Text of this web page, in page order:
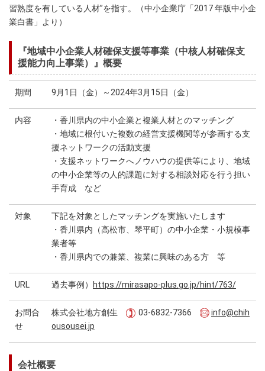
習熟度を有している人材”を指す。（中小企業庁「2017 年版中小企
業白書」より）
『地域中小企業人材確保支援等事業（中核人材確保支
援能力向上事業）』概要
期間 9月1日（金）～2024年3月15日（金）
内容
・香川県内の中小企業と複業人材とのマッチング
・地域に根付いた複数の経営支援機関等が参画する支
援ネットワークの活動支援
・支援ネットワークへノウハウの提供等により、地域
の中小企業等の人的課題に対する相談対応を行う担い
手育成 など
対象
下記を対象としたマッチングを実施いたします
・香川県内（高松市、琴平町）の中小企業・小規模事
業者等
・香川県内での兼業、複業に興味のある方 等
URL 過去事例） https://mirasapo-plus.go.jp/hint/763/
お問合
せ
株式会社地方創生 03-6832-7366
info@chih
ousousei.jp
会社概要